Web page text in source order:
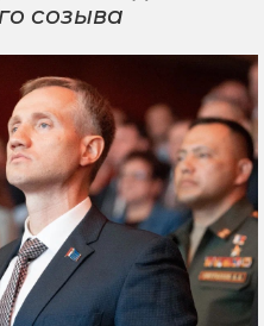
созыва